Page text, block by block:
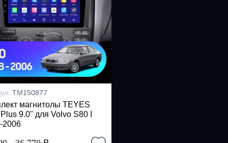
TM150877
магнитолы TEYES
9.0" для Volvo S80 I
2006